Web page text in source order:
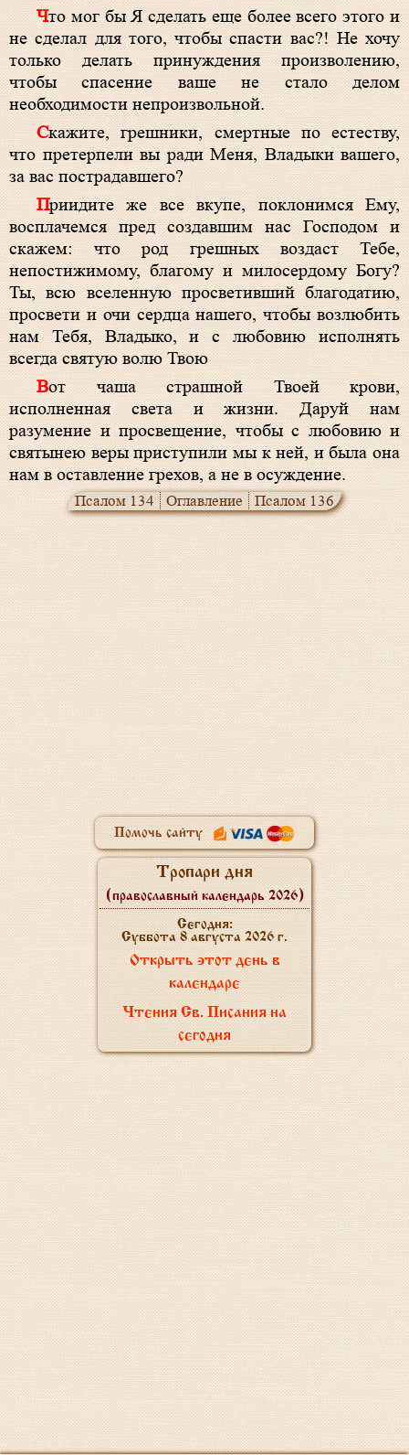
Что мог бы Я сделать еще более всего этого и
не сделал для того, чтобы спасти вас?! Не хочу
только делать принуждения произволению,
чтобы спасение ваше не стало делом
необходимости непроизвольной.
Скажите, грешники, смертные по естеству,
что претерпели вы ради Меня, Владыки вашего,
за вас пострадавшего?
Приидите же все вкупе, поклонимся Ему,
восплачемся пред создавшим нас Господом и
скажем: что род грешных воздаст Тебе,
непостижимому, благому и милосердому Богу?
Ты, всю вселенную просветивший благодатию,
просвети и очи сердца нашего, чтобы возлюбить
нам Тебя, Владыко, и с любовию исполнять
всегда святую волю Твою
Вот чаша страшной Твоей крови,
исполненная света и жизни. Даруй нам
разумение и просвещение, чтобы с любовию и
святынею веры приступили мы к ней, и была она
нам в оставление грехов, а не в осуждение.
Псалом 134 Оглавление Псалом 136
Помочь сайту
Тропари дня
(православный календарь 2026)
Сегодня:
Суббота 8 августа 2026 г.
Открыть этот день в
календаре
Чтения Св. Писания на
сегодня